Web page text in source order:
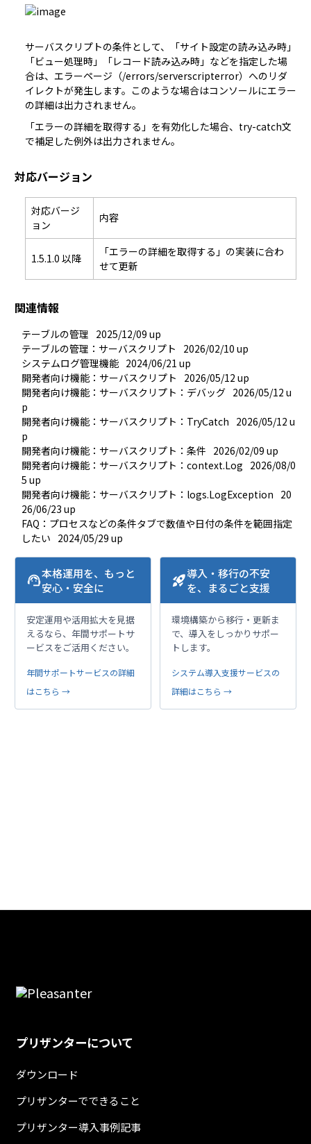
サーバスクリプトの条件として、「サイト設定の読み込み時」
「ビュー処理時」「レコード読み込み時」などを指定した場
合は、エラーページ（/errors/serverscripterror）へのリダ
イレクトが発生します。このような場合はコンソールにエラー
の詳細は出力されません。
「エラーの詳細を取得する」を有効化した場合、try-catch文
で補足した例外は出力されません。
対応バージョン
対応バージ
ョン
内容
1.5.1.0 以降
「エラーの詳細を取得する」の実装に合わ
せて更新
関連情報
テーブルの管理 2025/12/09 up
テーブルの管理：サーバスクリプト
2026/02/10 up
システムログ管理機能 2024/06/21 up
開発者向け機能：サーバスクリプト
2026/05/12 up
開発者向け機能：サーバスクリプト：デバッグ 2026/05/12 u
p
開発者向け機能：サーバスクリプト：TryCatch 2026/05/12 u
p
開発者向け機能：サーバスクリプト：条件 2026/02/09 up
開発者向け機能：サーバスクリプト：context.Log 2026/08/0
5 up
開発者向け機能：サーバスクリプト：logs.LogException 20
26/06/23 up
FAQ：プロセスなどの条件タブで数値や日付の条件を範囲指定
したい 2024/05/29 up
support_agent本格運用を、もっと
安心・安全に
安定運用や活用拡大を見据
えるなら、年間サポートサ
ービスをご活用ください。
年間サポートサービスの詳細
はこちら →
rocket_launch導入・移行の不安
を、まるごと支援
環境構築から移行・更新ま
で、導入をしっかりサポー
トします。
システム導入支援サービスの
詳細はこちら →
プリザンターについて
ダウンロード
プリザンターでできること
プリザンター導入事例記事